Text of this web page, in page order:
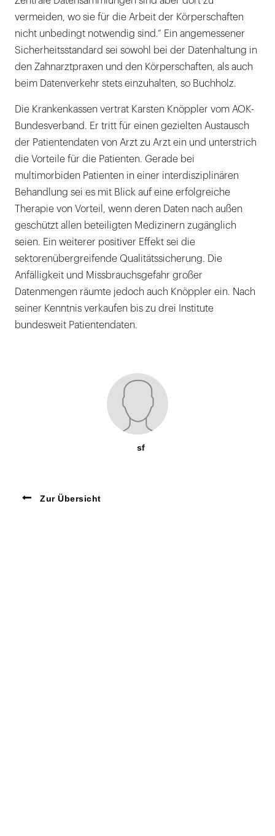
vermeiden, wo sie für die Arbeit der Körperschaften
nicht unbedingt notwendig sind.“ Ein angemessener
Sicherheitsstandard sei sowohl bei der Datenhaltung in
den Zahnarztpraxen und den Körperschaften, als auch
beim Datenverkehr stets einzuhalten, so Buchholz.
Die Krankenkassen vertrat Karsten Knöppler vom AOK-
Bundesverband. Er tritt für einen gezielten Austausch
der Patientendaten von Arzt zu Arzt ein und unterstrich
die Vorteile für die Patienten. Gerade bei
multimorbiden Patienten in einer interdisziplinären
Behandlung sei es mit Blick auf eine erfolgreiche
Therapie von Vorteil, wenn deren Daten nach außen
geschützt allen beteiligten Medizinern zugänglich
seien. Ein weiterer positiver Effekt sei die
sektorenübergreifende Qualitätssicherung. Die
Anfälligkeit und Missbrauchsgefahr großer
Datenmengen räumte jedoch auch Knöppler ein. Nach
seiner Kenntnis verkaufen bis zu drei Institute
bundesweit Patientendaten.
sf
Zur Übersicht